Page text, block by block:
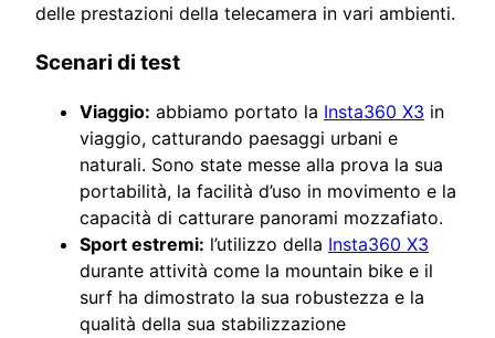
delle prestazioni della telecamera in vari ambienti.
Scenari di test
Viaggio: abbiamo portato la Insta360 X3 in
viaggio, catturando paesaggi urbani e
naturali. Sono state messe alla prova la sua
portabilità, la facilità d’uso in movimento e la
capacità di catturare panorami mozzafiato.
Sport estremi: l’utilizzo della Insta360 X3
durante attività come la mountain bike e il
surf ha dimostrato la sua robustezza e la
qualità della sua stabilizzazione